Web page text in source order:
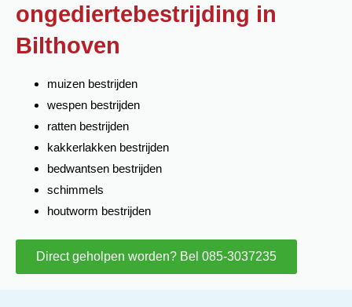
ongediertebestrijding in
Bilthoven
muizen bestrijden
wespen bestrijden
ratten bestrijden
kakkerlakken bestrijden
bedwantsen bestrijden
schimmels
houtworm bestrijden
Direct geholpen worden? Bel 085-3037235